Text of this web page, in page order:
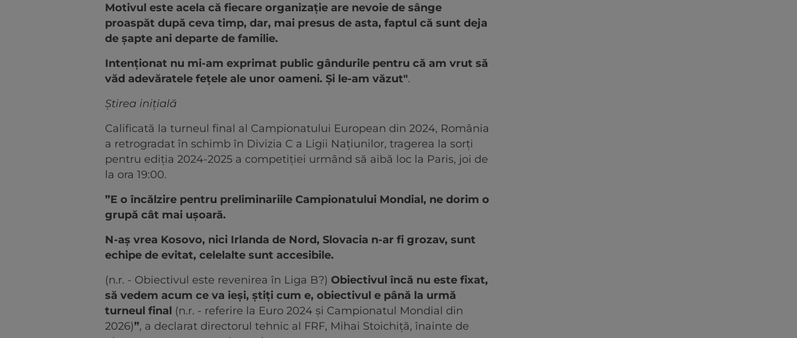
Motivul este acela că fiecare organizație are nevoie de sânge
proaspăt după ceva timp, dar, mai presus de asta, faptul că sunt deja
de șapte ani departe de familie.
Intenționat nu mi-am exprimat public gândurile pentru că am vrut să
văd adevăratele fețele ale unor oameni. Și le-am văzut".
Știrea inițială
Calificată la turneul final al Campionatului European din 2024, România
a retrogradat în schimb în Divizia C a Ligii Națiunilor, tragerea la sorți
pentru ediția 2024-2025 a competiției urmând să aibă loc la Paris, joi de
la ora 19:00.
”E o încălzire pentru preliminariile Campionatului Mondial, ne dorim o
grupă cât mai ușoară.
N-aș vrea Kosovo, nici Irlanda de Nord, Slovacia n-ar fi grozav, sunt
echipe de evitat, celelalte sunt accesibile.
(n.r. - Obiectivul este revenirea în Liga B?) Obiectivul încă nu este fixat,
să vedem acum ce va ieși, știți cum e, obiectivul e până la urmă
turneul final (n.r. - referire la Euro 2024 și Campionatul Mondial din
2026)”, a declarat directorul tehnic al FRF, Mihai Stoichiță, înainte de